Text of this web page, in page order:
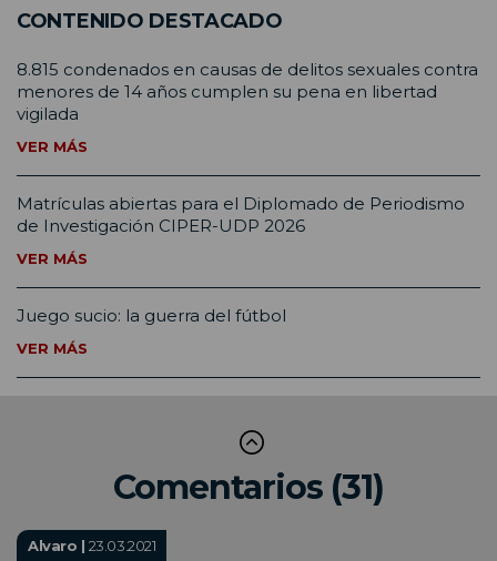
CONTENIDO DESTACADO
8.815 condenados en causas de delitos sexuales contra
menores de 14 años cumplen su pena en libertad
vigilada
VER MÁS
Matrículas abiertas para el Diplomado de Periodismo
de Investigación CIPER-UDP 2026
VER MÁS
Juego sucio: la guerra del fútbol
VER MÁS
Comentarios (31)
Alvaro | 23.03.2021